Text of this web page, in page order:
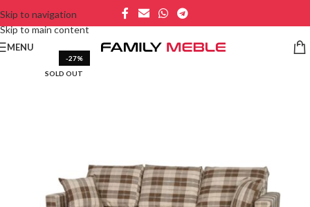
Skip to navigation
Skip to main content
MENU
-27%
SOLD OUT